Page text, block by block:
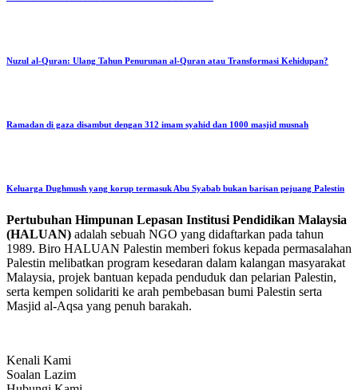
Nuzul al-Quran: Ulang Tahun Penurunan al-Quran atau Transformasi Kehidupan?
Ramadan di gaza disambut dengan 312 imam syahid dan 1000 masjid musnah
Keluarga Dughmush yang korup termasuk Abu Syabab bukan barisan pejuang Palestin
Pertubuhan Himpunan Lepasan Institusi Pendidikan Malaysia
(HALUAN) adalah sebuah NGO yang didaftarkan pada tahun
1989. Biro HALUAN Palestin memberi fokus kepada permasalahan
Palestin melibatkan program kesedaran dalam kalangan masyarakat
Malaysia, projek bantuan kepada penduduk dan pelarian Palestin,
serta kempen solidariti ke arah pembebasan bumi Palestin serta
Masjid al-Aqsa yang penuh barakah.
Kenali Kami
Soalan Lazim